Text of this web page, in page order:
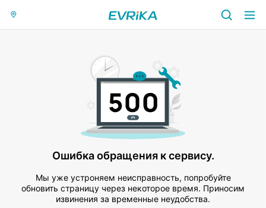
Ошибка обращения к сервису.
Мы уже устроняем неисправность, попробуйте
обновить страницу через некоторое время. Приносим
извинения за временные неудобства.